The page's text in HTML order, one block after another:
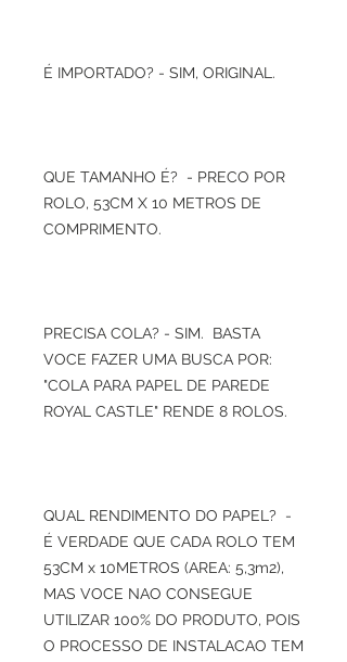
É IMPORTADO? - SIM, ORIGINAL.
QUE TAMANHO É? - PRECO POR
ROLO, 53CM X 10 METROS DE
COMPRIMENTO.
PRECISA COLA? - SIM. BASTA
VOCE FAZER UMA BUSCA POR:
"COLA PARA PAPEL DE PAREDE
ROYAL CASTLE" RENDE 8 ROLOS.
QUAL RENDIMENTO DO PAPEL? -
É VERDADE QUE CADA ROLO TEM
53CM x 10METROS (AREA: 5,3m2),
MAS VOCE NAO CONSEGUE
UTILIZAR 100% DO PRODUTO, POIS
O PROCESSO DE INSTALACAO TEM